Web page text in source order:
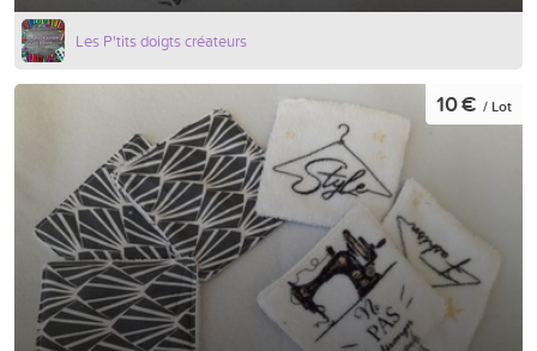
Les P'tits doigts créateurs
10 € / Lot